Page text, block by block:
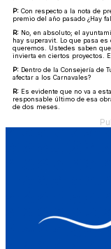
P: Con respecto a la nota de
premio del año pasado ¿Hay
R: No, en absoluto; el
hay superavit. Lo que pasa
queremos. Ustedes saben
invierta en ciertos proyectos.
P: Dentro de la Consejería de
afectar a los Carnavales?
R: Es evidente que no va a
responsable último de esa
de dos meses.